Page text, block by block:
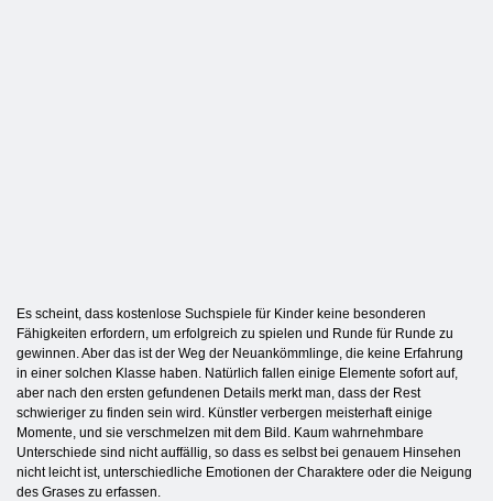
Es scheint, dass kostenlose Suchspiele für Kinder keine besonderen
Fähigkeiten erfordern, um erfolgreich zu spielen und Runde für Runde zu
gewinnen. Aber das ist der Weg der Neuankömmlinge, die keine Erfahrung
in einer solchen Klasse haben. Natürlich fallen einige Elemente sofort auf,
aber nach den ersten gefundenen Details merkt man, dass der Rest
schwieriger zu finden sein wird. Künstler verbergen meisterhaft einige
Momente, und sie verschmelzen mit dem Bild. Kaum wahrnehmbare
Unterschiede sind nicht auffällig, so dass es selbst bei genauem Hinsehen
nicht leicht ist, unterschiedliche Emotionen der Charaktere oder die Neigung
des Grases zu erfassen.